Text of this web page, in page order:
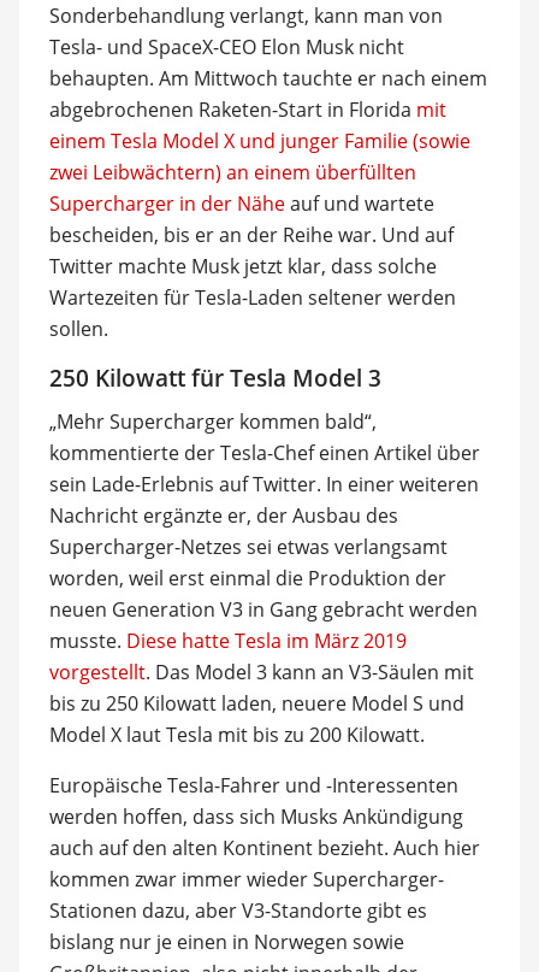
Sonderbehandlung verlangt, kann man von
Tesla- und SpaceX-CEO Elon Musk nicht
behaupten. Am Mittwoch tauchte er nach einem
abgebrochenen Raketen-Start in Florida mit
einem Tesla Model X und junger Familie (sowie
zwei Leibwächtern) an einem überfüllten
Supercharger in der Näheauf und wartete
bescheiden, bis er an der Reihe war. Und auf
Twitter machte Musk jetzt klar, dass solche
Wartezeiten für Tesla-Laden seltener werden
sollen.
250 Kilowatt für Tesla Model 3
„Mehr Supercharger kommen bald“,
kommentierte der Tesla-Chef einen Artikel über
sein Lade-Erlebnis auf Twitter. In einer weiteren
Nachricht ergänzte er, der Ausbau des
Supercharger-Netzes sei etwas verlangsamt
worden, weil erst einmal die Produktion der
neuen Generation V3 in Gang gebracht werden
musste. Diese hatte Tesla im März 2019
vorgestellt. Das Model 3 kann an V3-Säulen mit
bis zu 250 Kilowatt laden, neuere Model S und
Model X laut Tesla mit bis zu 200 Kilowatt.
Europäische Tesla-Fahrer und -Interessenten
werden hoffen, dass sich Musks Ankündigung
auch auf den alten Kontinent bezieht. Auch hier
kommen zwar immer wieder Supercharger-
Stationen dazu, aber V3-Standorte gibt es
bislang nur je einen in Norwegen sowie